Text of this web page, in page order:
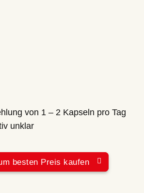
von 1 – 2 Kapseln pro Tag
unklar
besten Preis kaufen